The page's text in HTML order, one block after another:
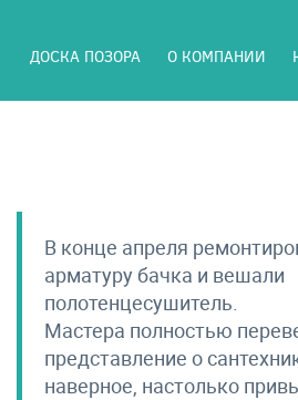
ДОСКА ПОЗОРА О КОМПАНИИ
В конце апреля
арматуру бачка и вешали
полотенцесушитель.
Мастера полностью
представление о
наверное, настолько